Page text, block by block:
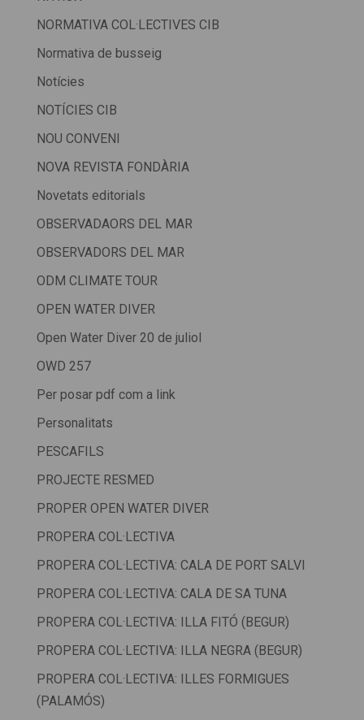
NORMATIVA COL·LECTIVES CIB
Normativa de busseig
Notícies
NOTÍCIES CIB
NOU CONVENI
NOVA REVISTA FONDÀRIA
Novetats editorials
OBSERVADAORS DEL MAR
OBSERVADORS DEL MAR
ODM CLIMATE TOUR
OPEN WATER DIVER
Open Water Diver 20 de juliol
OWD 257
Per posar pdf com a link
Personalitats
PESCAFILS
PROJECTE RESMED
PROPER OPEN WATER DIVER
PROPERA COL·LECTIVA
PROPERA COL·LECTIVA: CALA DE PORT SALVI
PROPERA COL·LECTIVA: CALA DE SA TUNA
PROPERA COL·LECTIVA: ILLA FITÓ (BEGUR)
PROPERA COL·LECTIVA: ILLA NEGRA (BEGUR)
PROPERA COL·LECTIVA: ILLES FORMIGUES
(PALAMÓS)